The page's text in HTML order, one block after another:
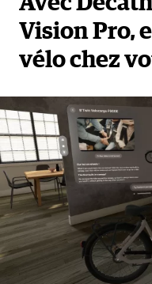
Vision Pro,
vélo chez